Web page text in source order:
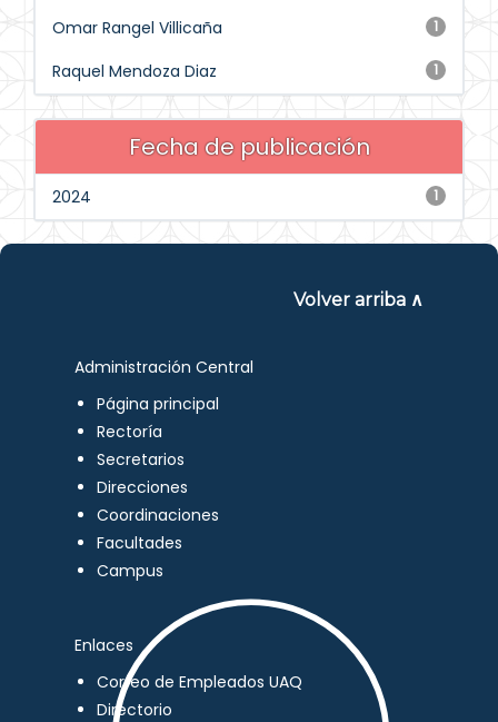
1
Omar Rangel Villicaña
1
Raquel Mendoza Diaz
Fecha de publicación
1
2024
Volver arriba ∧
Administración Central
Página principal
Rectoría
Secretarios
Direcciones
Coordinaciones
Facultades
Campus
Enlaces
Correo de Empleados UAQ
Directorio